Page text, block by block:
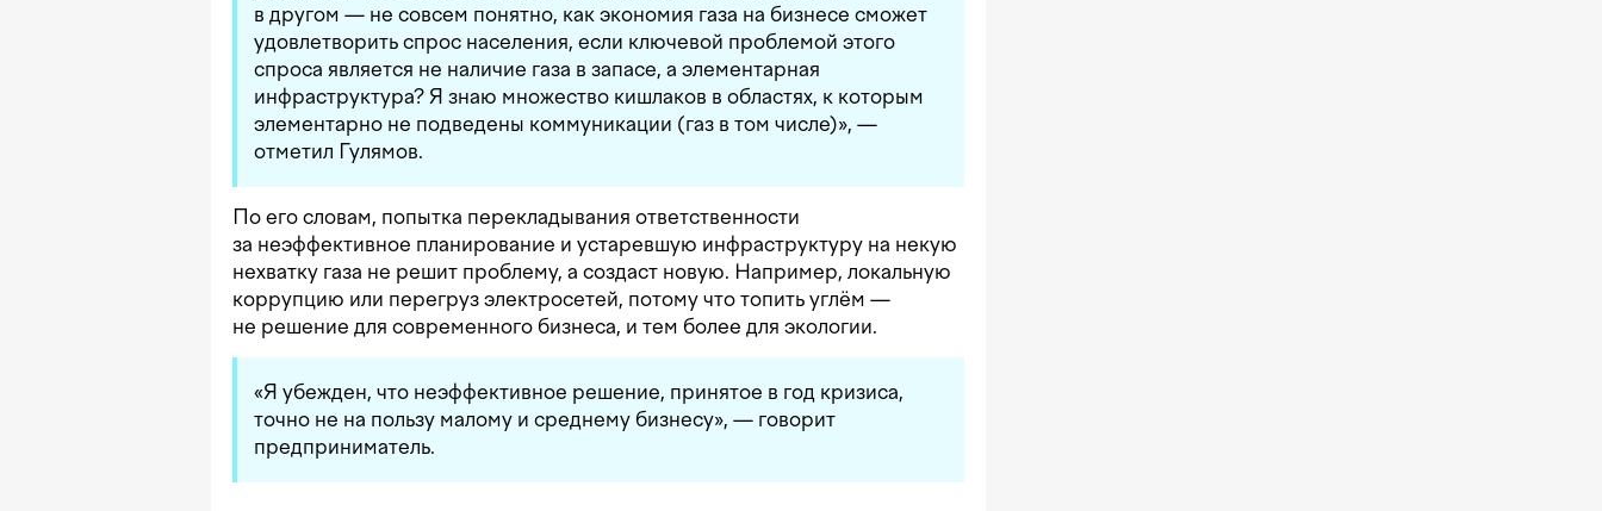
в другом — не совсем понятно, как экономия газа на бизнесе сможет
удовлетворить спрос населения, если ключевой проблемой этого
спроса является не наличие газа в запасе, а элементарная
инфраструктура? Я знаю множество кишлаков в областях, к которым
элементарно не подведены коммуникации (газ в том числе)», —
отметил Гулямов.
По его словам, попытка перекладывания ответственности
за неэффективное планирование и устаревшую инфраструктуру на некую
нехватку газа не решит проблему, а создаст новую. Например, локальную
коррупцию или перегруз электросетей, потому что топить углём —
не решение для современного бизнеса, и тем более для экологии.
«Я убежден, что неэффективное решение, принятое в год кризиса,
точно не на пользу малому и среднему бизнесу», — говорит
предприниматель.